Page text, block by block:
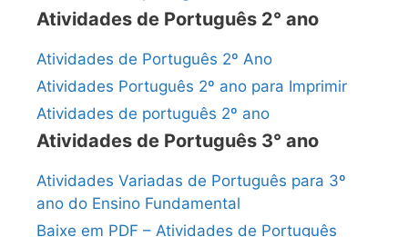
Atividades de Português 2° ano
Atividades de Português 2º Ano
Atividades Português 2º ano para Imprimir
Atividades de português 2º ano
Atividades de Português 3° ano
Atividades Variadas de Português para 3º
ano do Ensino Fundamental
Baixe em PDF – Atividades de Português